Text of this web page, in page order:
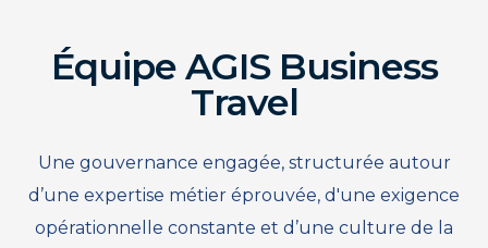
Équipe AGIS Business
Travel
Une gouvernance engagée, structurée autour
d’une expertise métier éprouvée, d'une exigence
opérationnelle constante et d’une culture de la